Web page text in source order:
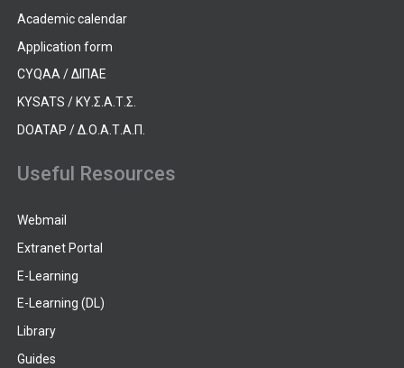
Academic calendar
Application form
CYQAA / ΔΙΠΑΕ
KYSATS / ΚΥ.Σ.Α.Τ.Σ.
DOATAP / Δ.Ο.Α.Τ.Α.Π.
Useful Resources
Webmail
Extranet Portal
E-Learning
E-Learning (DL)
Library
Guides